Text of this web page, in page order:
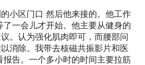
小区门口 然后他来接的。他工作
了一会儿才开始。他主要从健身的
。认为强化肌肉即可，而腰部问
消除。我带去核磁共振影片和医
报告。一个多小时的时间主要拉筋